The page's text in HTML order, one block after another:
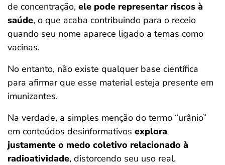
de concentração, ele pode representar riscos à
saúde, o que acaba contribuindo para o receio
quando seu nome aparece ligado a temas como
vacinas.
No entanto, não existe qualquer base científica
para afirmar que esse material esteja presente em
imunizantes.
Na verdade, a simples menção do termo “urânio”
em conteúdos desinformativos explora
justamente o medo coletivo relacionado à
radioatividade, distorcendo seu uso real.